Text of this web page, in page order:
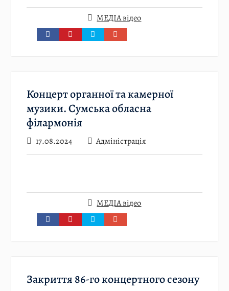
МЕДІА відео
Концерт органної та камерної
музики. Сумська обласна
філармонія
17.08.2024 Адміністрація
МЕДІА відео
Закриття 86-го концертного сезону